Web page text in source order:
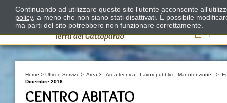
Il
Home > Uffici e Servizi > Area 3 - Area tecnica - Lavori pubblici - Manutenzione- >
Dicembre 2016
CENTRO ABITATO
Continuando ad utilizzare questo sito l'utente acconsente
policy, a meno che non siano stati disattivati. È possibile
ma parti del sito potrebbero non funzionare correttamente.